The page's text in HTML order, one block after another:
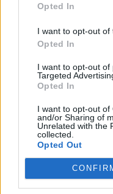
Opted In
I want to opt-out of
Opted In
I want to opt-out
Targeted
Opted In
I want to opt-out of
and/or Sharing of
Unrelated with the
collected.
Opted Out
Ważne, że bilans – ten na
Czasami nawet nie było
zdjęcie z internetu. Kto
jest z mediów